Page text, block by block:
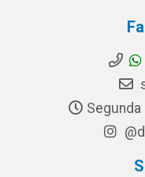
Segunda